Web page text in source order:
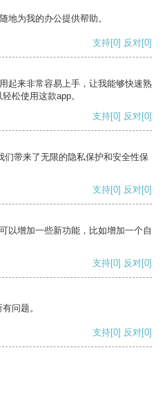
地为我的办公提供帮助。
支持[0] 反对[0]
起来非常容易上手，让我能够快速熟
松使用这款app。
支持[0] 反对[0]
带来了无限的隐私保护和安全性保
支持[0] 反对[0]
以增加一些新功能，比如增加一个自
支持[0] 反对[0]
问题。
支持[0] 反对[0]